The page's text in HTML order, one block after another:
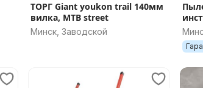
ТОРГ Giant youkon trail 140мм
вилка, MTB street
Минск, Заводской